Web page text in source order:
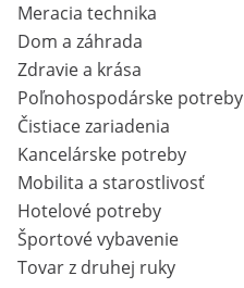
Meracia technika
Dom a záhrada
Zdravie a krása
Poľnohospodárske potreby
Čistiace zariadenia
Kancelárske potreby
Mobilita a starostlivosť
Hotelové potreby
Športové vybavenie
Tovar z druhej ruky